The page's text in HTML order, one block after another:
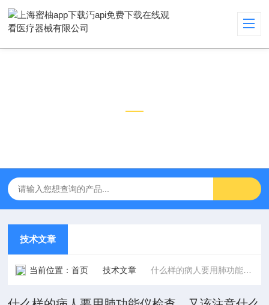
技术文章
当前位置：首页 技术文章 什么样的病人要用肺功能仪检查，又该注意什么呢？